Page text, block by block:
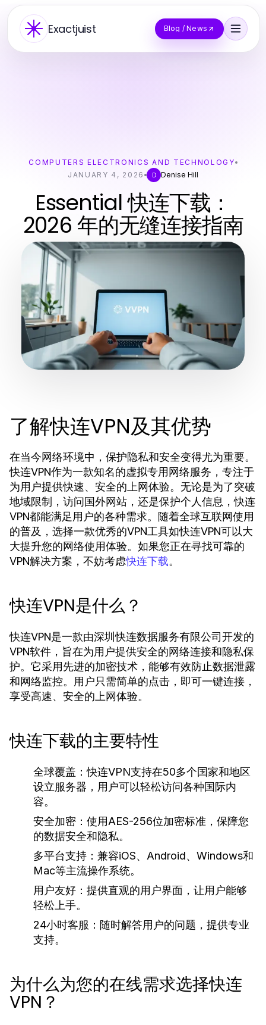
Exactjuist Blog / News
COMPUTERS ELECTRONICS AND TECHNOLOGY
JANUARY 4, 2026
D Denise Hill
Essential 快连下载：
2026 年的无缝连接指南
了解快连VPN及其优势
在当今网络环境中，保护隐私和安全变得尤为重要。
快连VPN作为一款知名的虚拟专用网络服务，专注于
为用户提供快速、安全的上网体验。无论是为了突破
地域限制，访问国外网站，还是保护个人信息，快连
VPN都能满足用户的各种需求。随着全球互联网使用
的普及，选择一款优秀的VPN工具如快连VPN可以大
大提升您的网络使用体验。如果您正在寻找可靠的
VPN解决方案，不妨考虑快连下载。
快连VPN是什么？
快连VPN是一款由深圳快连数据服务有限公司开发的
VPN软件，旨在为用户提供安全的网络连接和隐私保
护。它采用先进的加密技术，能够有效防止数据泄露
和网络监控。用户只需简单的点击，即可一键连接，
享受高速、安全的上网体验。
快连下载的主要特性
全球覆盖：快连VPN支持在50多个国家和地区
设立服务器，用户可以轻松访问各种国际内
容。
安全加密： 使用AES-256位加密标准，保障您
的数据安全和隐私。
多平台支持： 兼容iOS、Android、Windows和
Mac等主流操作系统。
用户友好： 提供直观的用户界面，让用户能够
轻松上手。
24小时客服： 随时解答用户的问题，提供专业
支持。
为什么为您的在线需求选择快连
VPN？